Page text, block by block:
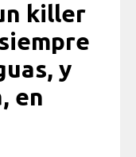
killer
y
en